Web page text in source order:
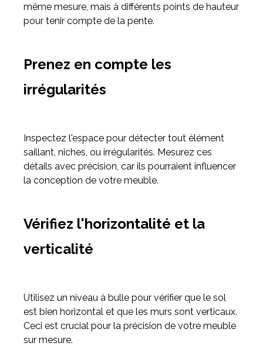
même mesure, mais à différents points de hauteur
pour tenir compte de la pente.
Prenez en compte les
irrégularités
Inspectez l'espace pour détecter tout élément
saillant, niches, ou irrégularités. Mesurez ces
détails avec précision, car ils pourraient influencer
la conception de votre meuble.
Vérifiez l'horizontalité et la
verticalité
Utilisez un niveau à bulle pour vérifier que le sol
est bien horizontal et que les murs sont verticaux.
Ceci est crucial pour la précision de votre meuble
sur mesure.